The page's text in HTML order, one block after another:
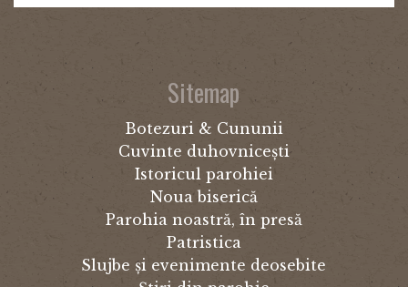
Sitemap
Botezuri & Cununii
Cuvinte duhovnicești
Istoricul parohiei
Noua biserică
Parohia noastră, în presă
Patristica
Slujbe și evenimente deosebite